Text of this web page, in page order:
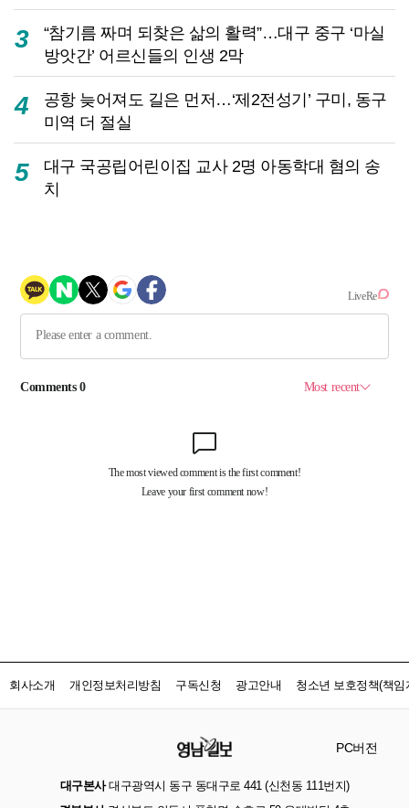
3
“참기름 짜며 되찾은 삶의 활력”…대구 중구 ‘마실
방앗간’ 어르신들의 인생 2막
4
공항 늦어져도 길은 먼저…‘제2전성기’ 구미, 동구
미역 더 절실
5
대구 국공립어린이집 교사 2명 아동학대 혐의 송
치
회사소개 개인정보처리방침 구독신청 광고안내 청소년 보호정책(책임
PC버전
대구본사대구광역시 동구 동대구로 441 (신천동 111번지)